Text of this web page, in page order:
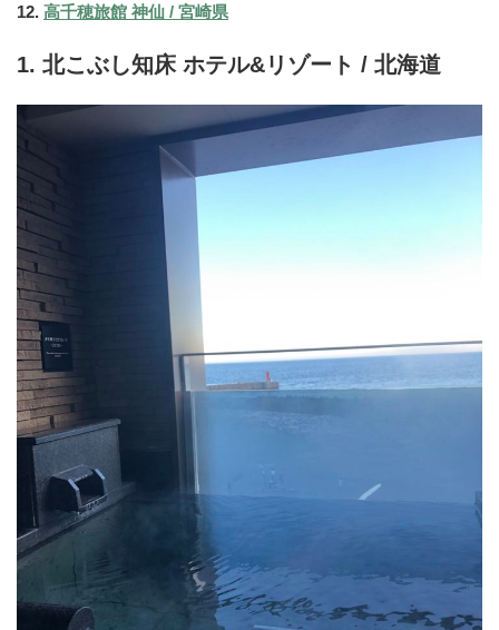
12. 高千穂旅館 神仙 / 宮崎県
1. 北こぶし知床 ホテル&リゾート / 北海道